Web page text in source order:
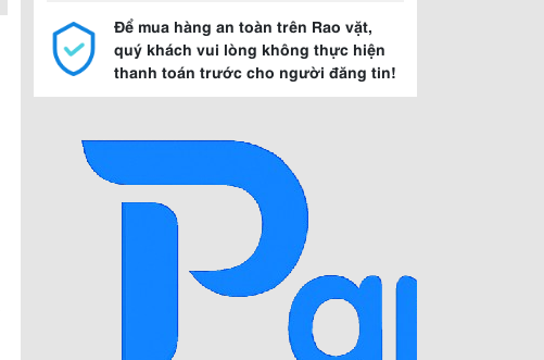
Để mua hàng an toàn trên Rao vặt,
quý khách vui lòng không thực hiện
thanh toán trước cho người đăng tin!